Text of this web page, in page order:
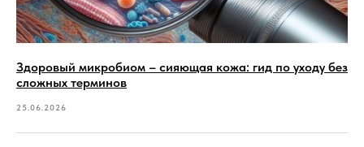
Здоровый микробиом – сияющая кожа: гид по уходу без
сложных терминов
25.06.2026